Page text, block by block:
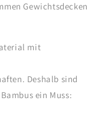
Gewichtsdecken
mit
Deshalb sind
ein Muss: